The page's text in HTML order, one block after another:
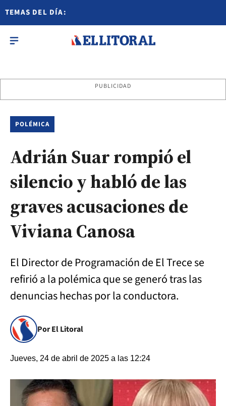
TEMAS DEL DÍA:
PUBLICIDAD
POLÉMICA
Adrián Suar rompió el
silencio y habló de las
graves acusaciones de
Viviana Canosa
El Director de Programación de El Trece se
refirió a la polémica que se generó tras las
denuncias hechas por la conductora.
Por El Litoral
Jueves, 24 de abril de 2025 a las 12:24